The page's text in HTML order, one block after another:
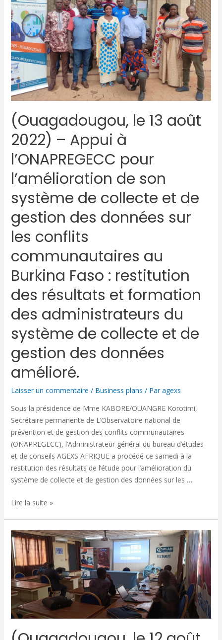
(Ouagadougou, le 13 août
2022) – Appui à
l’ONAPREGECC pour
l’amélioration de son
système de collecte et de
gestion des données sur
les conflits
communautaires au
Burkina Faso : restitution
des résultats et formation
des administrateurs du
système de collecte et de
gestion des données
amélioré.
Laisser un commentaire / Business plans / Paragexs
Sous la présidence de Mme KABORE/OUANGRE Korotimi,
Secrétaire permanente de L’Observatoire national de
prévention et de gestion des conflits communautaires
(ONAPREGECC), l’Administrateur général du bureau d’études
et de conseils AGEXS AFRIQUE a procédé ce samedi à la
restitution des résultats de l’étude pour l’amélioration du
système de collecte et de gestion des données sur les …
Lire la suite »